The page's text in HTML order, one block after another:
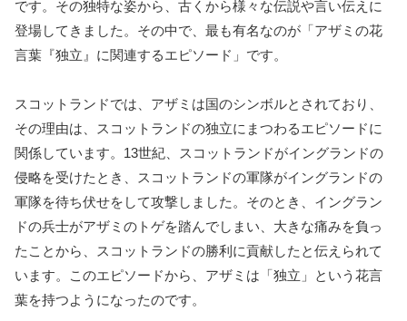
です。その独特な姿から、古くから様々な伝説や言い伝えに
登場してきました。その中で、最も有名なのが「アザミの花
言葉『独立』に関連するエピソード」です。
スコットランドでは、アザミは国のシンボルとされており、
その理由は、スコットランドの独立にまつわるエピソードに
関係しています。13世紀、スコットランドがイングランドの
侵略を受けたとき、スコットランドの軍隊がイングランドの
軍隊を待ち伏せをして攻撃しました。そのとき、イングラン
ドの兵士がアザミのトゲを踏んでしまい、大きな痛みを負っ
たことから、スコットランドの勝利に貢献したと伝えられて
います。このエピソードから、アザミは「独立」という花言
葉を持つようになったのです。